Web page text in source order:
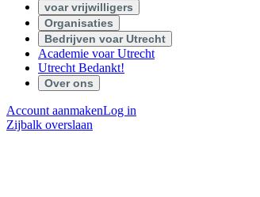
voar vrijwilligers
Organisaties
Bedrijven voar Utrecht
Academie voar Utrecht
Utrecht Bedankt!
Over ons
Account aanmakenLog in
Zijbalk overslaan